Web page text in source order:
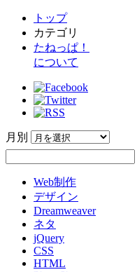
トップ
カテゴリ
たねっぱ！
について
月別
Web制作
デザイン
Dreamweaver
ネタ
jQuery
CSS
HTML